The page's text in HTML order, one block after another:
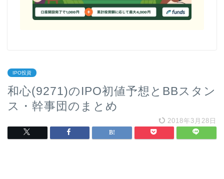
IPO投資
和心(9271)のIPO初値予想とBBスタン
ス・幹事団のまとめ
2018年3月28日